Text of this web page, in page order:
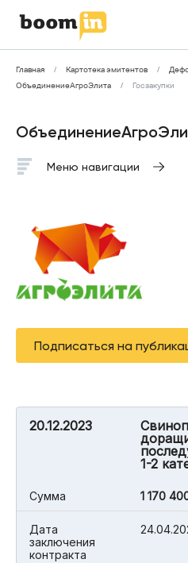
Главная Картотека эмитентов
ОбъединениеАгроЭлита
Госзакупки
Меню навигации
Подписаться на
20.12.2023
1-2
Cумма 1 170
Дата
заключения
контракта